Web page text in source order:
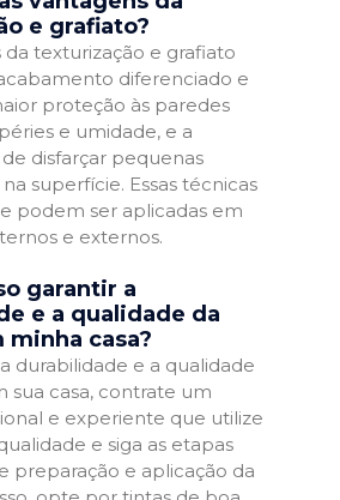
e grafiato?
da texturização e grafiato
diferenciado e
proteção às paredes
e umidade, e a
disfarçar pequenas
superfície. Essas técnicas
podem ser aplicadas em
e externos.
garantir a
e a qualidade da
minha casa?
durabilidade e a qualidade
sua casa, contrate um
e experiente que utilize
e siga as etapas
preparação e aplicação da